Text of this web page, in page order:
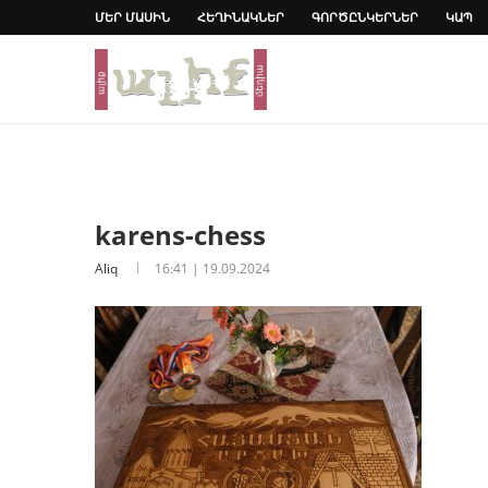
ՄԵՐ ՄԱՍԻՆ ՀԵՂԻՆԱԿՆԵՐ ԳՈՐԾԸՆԿԵՐՆԵՐ ԿԱՊ
karens-chess
Aliq 16:41 | 19.09.2024